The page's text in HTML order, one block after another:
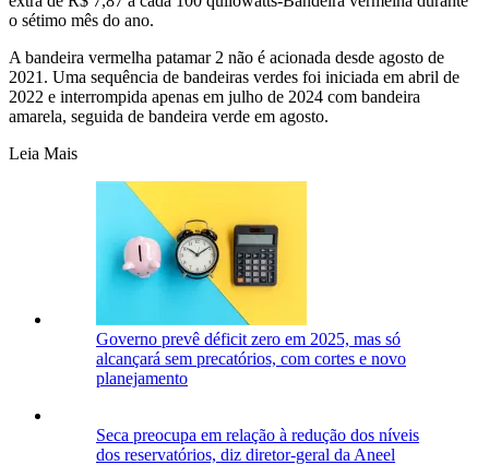
o sétimo mês do ano.
A bandeira vermelha patamar 2 não é acionada desde agosto de
2021. Uma sequência de bandeiras verdes foi iniciada em abril de
2022 e interrompida apenas em julho de 2024 com bandeira
amarela, seguida de bandeira verde em agosto.
Leia Mais
Governo prevê déficit zero em 2025, mas só
alcançará sem precatórios, com cortes e novo
planejamento
Seca preocupa em relação à redução dos níveis
dos reservatórios, diz diretor-geral da Aneel